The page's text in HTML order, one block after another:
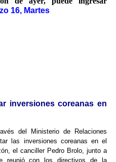
16, Martes
inversiones coreanas en
del Ministerio de Relaciones
las inversiones coreanas en el
el canciller Pedro Brolo, junto a
reunió con los directivos de la